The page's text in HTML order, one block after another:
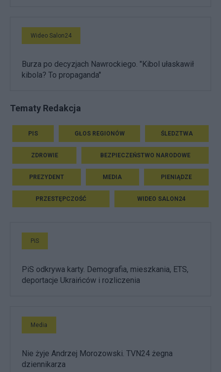
Wideo Salon24
Burza po decyzjach Nawrockiego. "Kibol ułaskawił
kibola? To propaganda"
Tematy Redakcja
PIS GŁOS REGIONÓW ŚLEDZTWA
ZDROWIE BEZPIECZEŃSTWO NARODOWE
PREZYDENT MEDIA PIENIĄDZE
PRZESTĘPCZOŚĆ WIDEO SALON24
PiS
PiS odkrywa karty. Demografia, mieszkania, ETS,
deportacje Ukraińców i rozliczenia
Media
Nie żyje Andrzej Morozowski. TVN24 żegna
dziennikarza